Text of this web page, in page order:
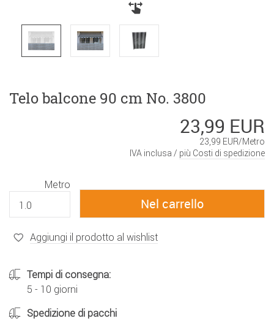
Telo balcone 90 cm No. 3800
23,99 EUR
23,99 EUR/Metro
IVA inclusa / più Costi di spedizione
Metro
Aggiungi il prodotto al wishlist
Tempi di consegna:
5 - 10 giorni
Spedizione di pacchi